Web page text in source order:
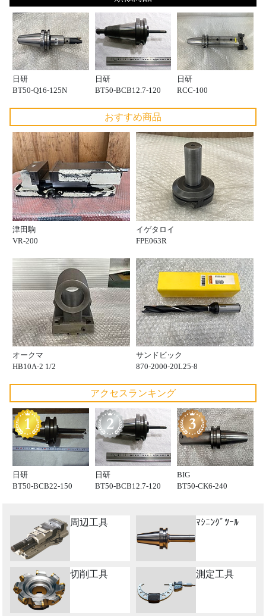
日研
BT50-Q16-125N
日研
BT50-BCB12.7-120
日研
RCC-100
おすすめ商品
津田駒
VR-200
イゲタロイ
FPE063R
オークマ
HB10A-2 1/2
サンドビック
870-2000-20L25-8
アクセスランキング
日研
BT50-BCB22-150
日研
BT50-BCB12.7-120
BIG
BT50-CK6-240
周辺工具 ﾏｼﾆﾝｸﾞﾂｰﾙ
切削工具 測定工具